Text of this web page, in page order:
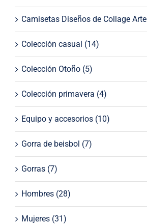
Camisetas Diseños de Collage Arte
Colección casual (14)
Colección Otoño (5)
Colección primavera (4)
Equipo y accesorios (10)
Gorra de beisbol (7)
Gorras (7)
Hombres (28)
Mujeres (31)